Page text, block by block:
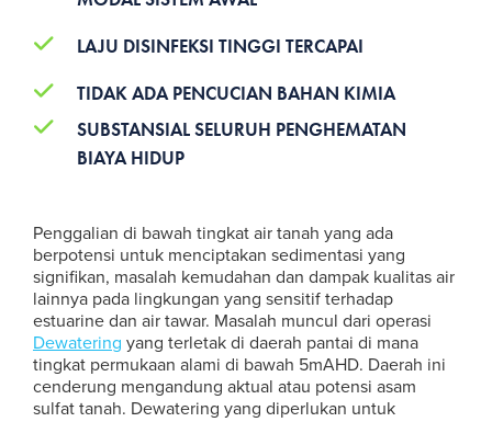
LAJU DISINFEKSI TINGGI TERCAPAI
TIDAK ADA PENCUCIAN BAHAN KIMIA
SUBSTANSIAL SELURUH PENGHEMATAN
BIAYA HIDUP
Penggalian di bawah tingkat air tanah yang ada
berpotensi untuk menciptakan sedimentasi yang
signifikan, masalah kemudahan dan dampak kualitas air
lainnya pada lingkungan yang sensitif terhadap
estuarine dan air tawar. Masalah muncul dari operasi
Dewatering yang terletak di daerah pantai di mana
tingkat permukaan alami di bawah 5mAHD. Daerah ini
cenderung mengandung aktual atau potensi asam
sulfat tanah. Dewatering yang diperlukan untuk